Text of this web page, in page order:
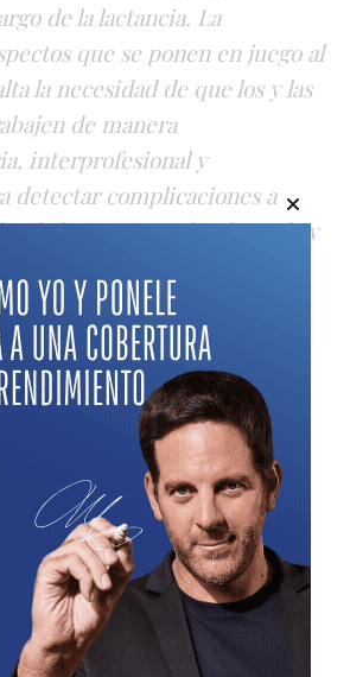
de la lactancia. La
que se ponen en juego al
la necesidad de que los y las
de manera
interprofesional y
detectar complicaciones a
de la manera más adecuada y
trabajar en red y
a quienes derivar
excede nuestras
del rol dentro del
en Argentina
en el acceso a
ya que estas
veces no están
al sistema de